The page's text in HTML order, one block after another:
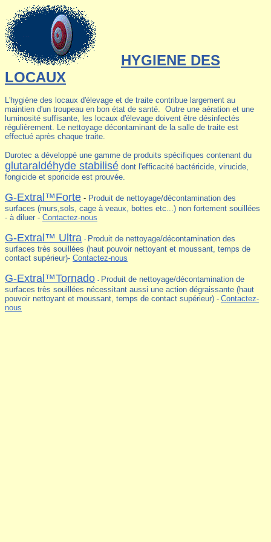
HYGIENE DES
LOCAUX
L'hygiène des locaux d'élevage et de traite contribue largement au
maintien d'un troupeau en bon état de santé. Outre une aération et une
luminosité suffisante, les locaux d'élevage doivent être désinfectés
régulièrement. Le nettoyage décontaminant de la salle de traite est
effectué après chaque traite.
Durotec a développé une gamme de produits spécifiques contenant du
glutaraldéhyde stabilisé dont l'efficacité bactéricide, virucide,
fongicide et sporicide est prouvée.
G-Extral™Forte - Produit de nettoyage/décontamination des
surfaces (murs,sols, cage à veaux, bottes etc...) non fortement souillées
- à diluer - Contactez-nous
G-Extral™ Ultra - Produit de nettoyage/décontamination des
surfaces très souillées (haut pouvoir nettoyant et moussant, temps de
contact supérieur)- Contactez-nous
G-Extral™Tornado - Produit de nettoyage/décontamination de
surfaces très souillées nécessitant aussi une action dégraissante (haut
pouvoir nettoyant et moussant, temps de contact supérieur) - Contactez-
nous